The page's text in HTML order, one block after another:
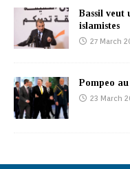
Bassil veut
islamistes
27 March
Pompeo
23 March